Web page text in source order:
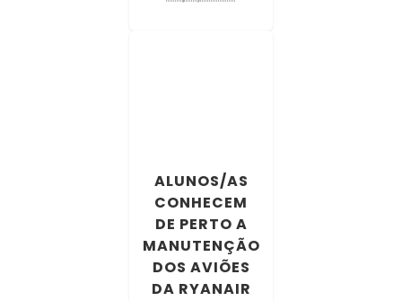
ALUNOS/AS
CONHECEM
DE PERTO A
MANUTENÇÃO
DOS AVIÕES
DA RYANAIR